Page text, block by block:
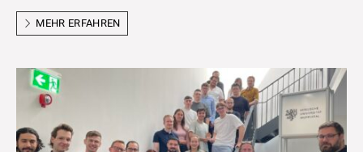
MEHR ERFAHREN